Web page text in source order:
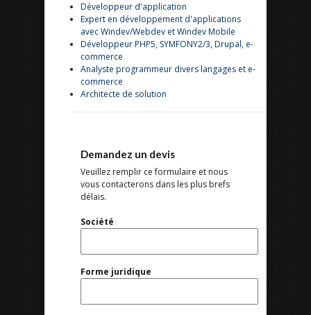
Développeur d'application
Expert en développement d'applications
avec Windev/Webdev et Windev Mobile
Développeur PHP5, SYMFONY2/3, Drupal, e-
commerce
Analyste programmeur divers langages et e-
commerce
Architecte de solution
Demandez un devis
Veuillez remplir ce formulaire et nous
vous contacterons dans les plus brefs
délais.
Société
Forme juridique